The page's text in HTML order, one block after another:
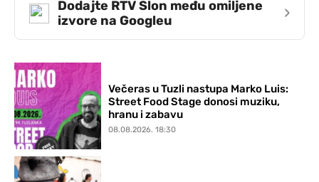
Dodajte RTV Slon među omiljene
izvore na Googleu
›
Večeras u Tuzli nastupa Marko Luis:
Street Food Stage donosi muziku,
hranu i zabavu
08.08.2026. 18:30